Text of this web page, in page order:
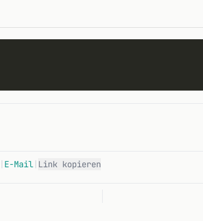
E-Mail Link kopieren